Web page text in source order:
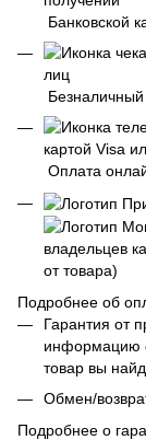
Банковской
Оплата
владельцев
от товара)
Подробнее об
Гарантия от
информацию
товар вы
Обмен/
Подробнее о